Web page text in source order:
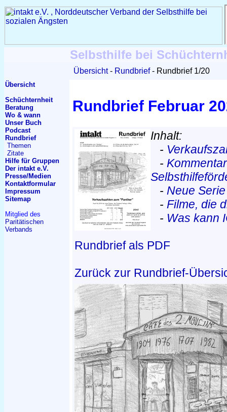
Selbsthilfe bei
Übersicht Rundbrief Rundbrief 1/20
Übersicht
Schüchternheit
Beratung
Wo & wann
Unser Buch
Podcast
Rundbrief
Themen
Zitate
Hilfe für Gruppen
Der intakt e.V.
Presse/Medien
Kontaktformular
Impressum
Sitemap
Mitglied des
Paritätischen
Verbands
Rundbrief Februar
Inhalt:
-
-
- Neue Serie
- Filme, die
- Was kann
Rundbrief als PDF
Zurück zur Rundbrief-